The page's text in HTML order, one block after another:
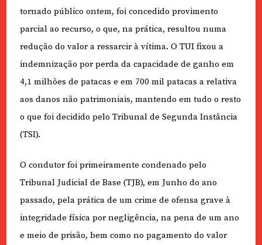
tornado público ontem, foi concedido provimento
parcial ao recurso, o que, na prática, resultou numa
redução do valor a ressarcir à vítima. O TUI fixou a
indemnização por perda da capacidade de ganho em
4,1 milhões de patacas e em 700 mil patacas a relativa
aos danos não patrimoniais, mantendo em tudo o resto
o que foi decidido pelo Tribunal de Segunda Instância
(TSI).
O condutor foi primeiramente condenado pelo
Tribunal Judicial de Base (TJB), em Junho do ano
passado, pela prática de um crime de ofensa grave à
integridade física por negligência, na pena de um ano
e meio de prisão, bem como no pagamento do valor